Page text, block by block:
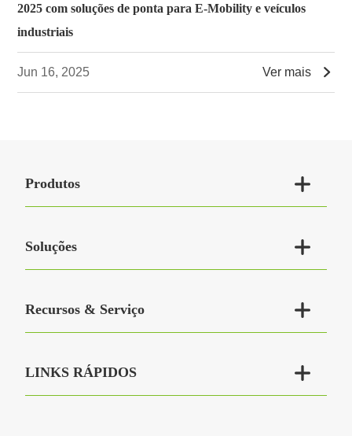
2025 com soluções de ponta para E-Mobility e veículos
industriais
Jun 16, 2025 Ver mais 
Produtos 
Soluções 
Recursos & Serviço 
LINKS RÁPIDOS 